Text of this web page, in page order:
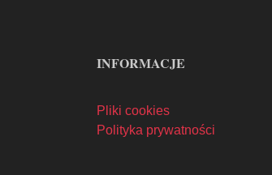
INFORMACJE
Pliki cookies
Polityka prywatności